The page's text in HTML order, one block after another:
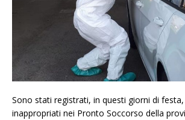
Sono stati registrati, in questi giorni di
inappropriati nei Pronto Soccorso della